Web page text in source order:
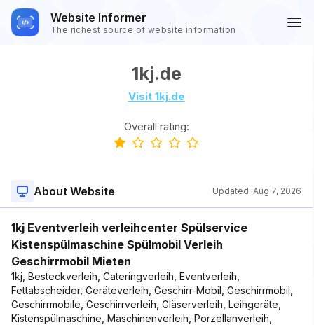
Website Informer
The richest source of website information
1kj.de
Visit 1kj.de
Overall rating:
About Website Updated: Aug 7, 2026
1kj Eventverleih verleihcenter Spülservice
Kistenspülmaschine Spülmobil Verleih
Geschirrmobil Mieten
1kj, Besteckverleih, Cateringverleih, Eventverleih,
Fettabscheider, Geräteverleih, Geschirr-Mobil, Geschirrmobil,
Geschirrmobile, Geschirrverleih, Gläserverleih, Leihgeräte,
Kistenspülmaschine, Maschinenverleih, Porzellanverleih,